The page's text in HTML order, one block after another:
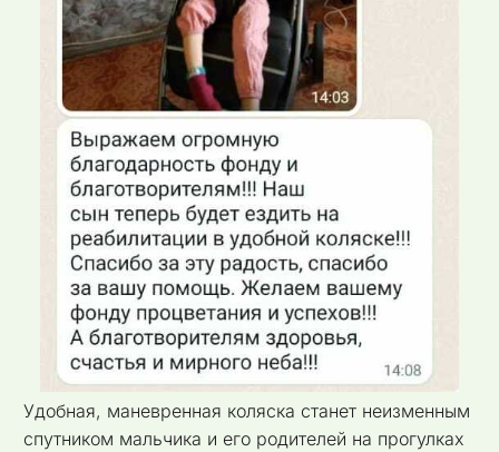
Удобная, маневренная коляска станет неизменным
спутником мальчика и его родителей на прогулках